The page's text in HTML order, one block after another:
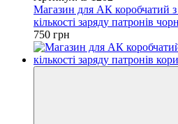
Магазин для АК коробчатий
кількості заряду патронів
750 грн